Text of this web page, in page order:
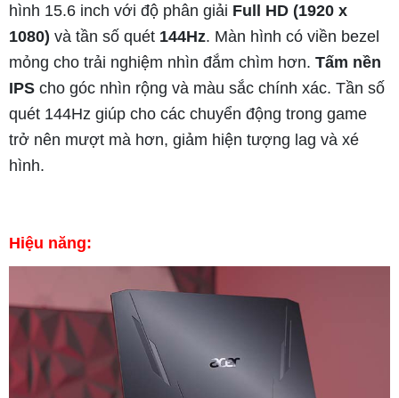
hình 15.6 inch với độ phân giải Full HD (1920 x
1080) và tần số quét 144Hz. Màn hình có viền bezel
mỏng cho trải nghiệm nhìn đắm chìm hơn. Tấm nền
IPS cho góc nhìn rộng và màu sắc chính xác. Tần số
quét 144Hz giúp cho các chuyển động trong game
trở nên mượt mà hơn, giảm hiện tượng lag và xé
hình.
Hiệu năng: